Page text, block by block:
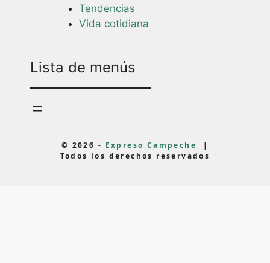
Tendencias
Vida cotidiana
Lista de menús
© 2026 - Expreso Campeche
|
Todos los derechos reservados